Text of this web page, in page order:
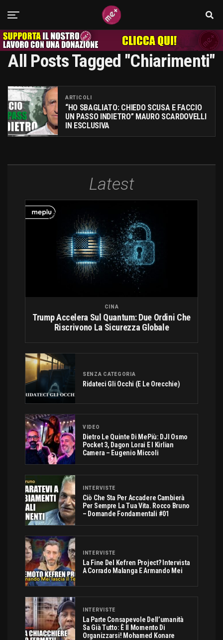
All Posts Tagged "chiarimenti"
ARTICOLI
“HO SBAGLIATO: CHIEDO SCUSA E FACCIO
UN PASSO INDIETRO” MAURO SCARDOVELLI
IN ESCLUSIVA
Latest
CINA
Trump Accelera Sul Quantum: Due Ordini Che
Riscrivono La Sicurezza Globale
SENZA CATEGORIA
Ridateci Gli Occhi (e Le Orecchie)
VIDEO
Dietro Le Quinte Di MePiù: DJI Osmo
Pocket 3, Dagon Lorai E I Kirlian
Camera – Eugenio Miccoli
INTERVISTE
Ciò Che Sta Per Accadere Cambierà
Per Sempre La Tua Vita. Rocco Bruno
– Domande Fondamentali #01
INTERVISTE
La Fine Del Kefren Project? Intervista
A Corrado Malanga E Armando Mei
INTERVISTE
La Parte Consapevole Dell’umanità
Sa Già Tutto: È Il Momento Di
Organizzarsi! Mohamed Konare